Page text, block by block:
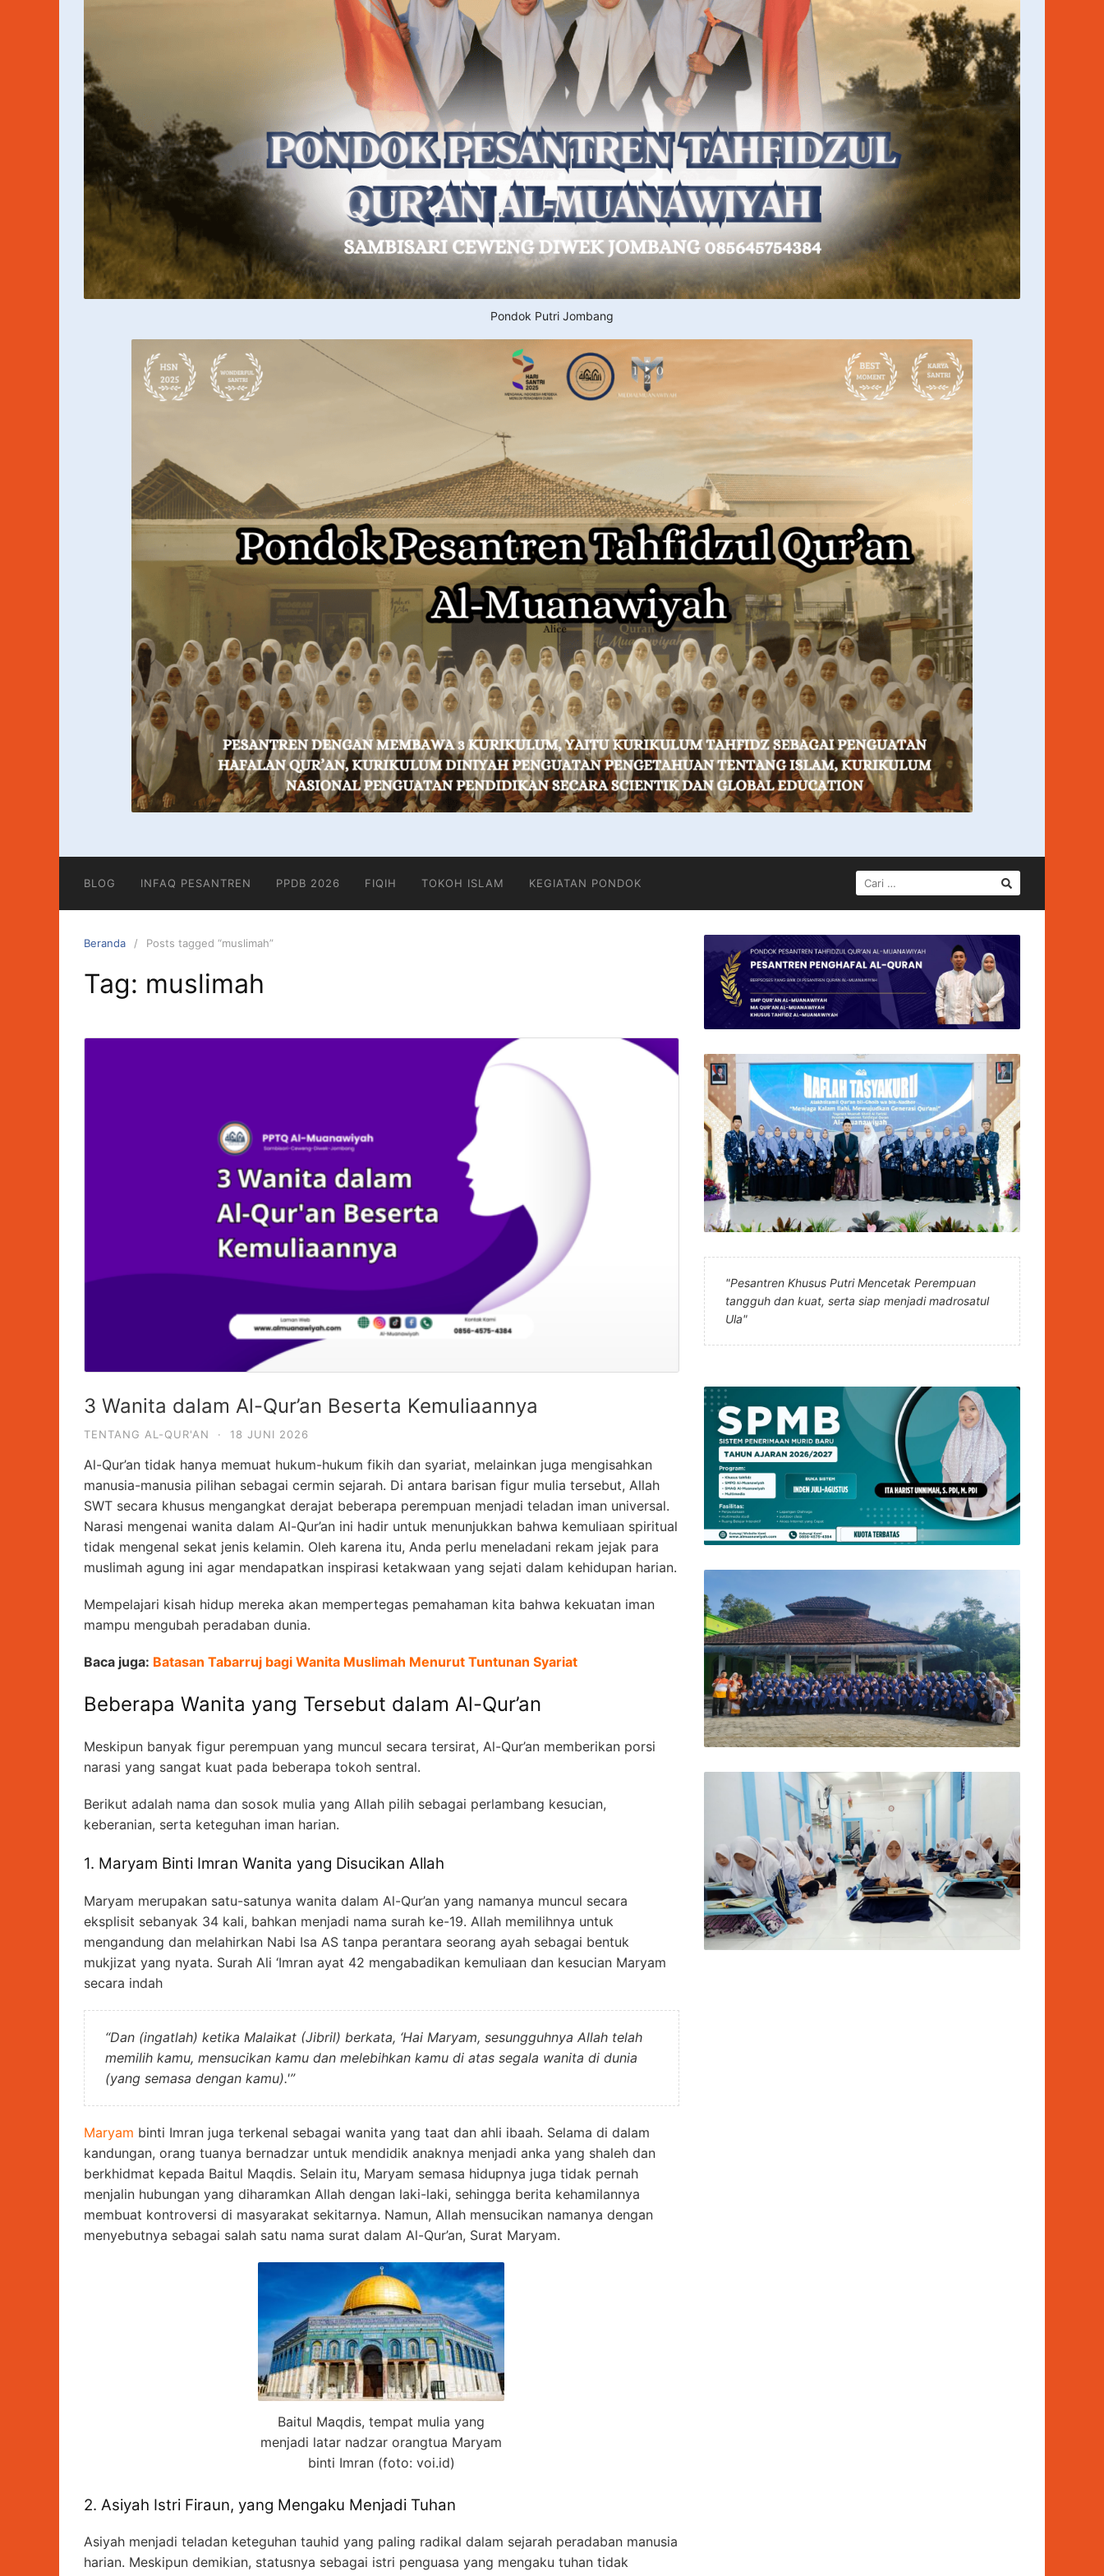
Pondok Putri Jombang
BLOG INFAQ PESANTREN PPDB 2026 FIQIH TOKOH ISLAM KEGIATAN PONDOK
CARI
UNTUK:
Beranda Posts tagged “muslimah”
Tag: muslimah
3 Wanita dalam Al-Qur’an Beserta Kemuliaannya
TENTANG AL-QUR'AN · 18 JUNI 2026
Al-Qur’an tidak hanya memuat hukum-hukum fikih dan syariat, melainkan juga mengisahkan
manusia-manusia pilihan sebagai cermin sejarah. Di antara barisan figur mulia tersebut, Allah
SWT secara khusus mengangkat derajat beberapa perempuan menjadi teladan iman universal.
Narasi mengenai wanita dalam Al-Qur’an ini hadir untuk menunjukkan bahwa kemuliaan spiritual
tidak mengenal sekat jenis kelamin. Oleh karena itu, Anda perlu meneladani rekam jejak para
muslimah agung ini agar mendapatkan inspirasi ketakwaan yang sejati dalam kehidupan harian.
Mempelajari kisah hidup mereka akan mempertegas pemahaman kita bahwa kekuatan iman
mampu mengubah peradaban dunia.
Baca juga: Batasan Tabarruj bagi Wanita Muslimah Menurut Tuntunan Syariat
Beberapa Wanita yang Tersebut dalam Al-Qur’an
Meskipun banyak figur perempuan yang muncul secara tersirat, Al-Qur’an memberikan porsi
narasi yang sangat kuat pada beberapa tokoh sentral.
Berikut adalah nama dan sosok mulia yang Allah pilih sebagai perlambang kesucian,
keberanian, serta keteguhan iman harian.
1. Maryam Binti Imran Wanita yang Disucikan Allah
Maryam merupakan satu-satunya wanita dalam Al-Qur’an yang namanya muncul secara
eksplisit sebanyak 34 kali, bahkan menjadi nama surah ke-19. Allah memilihnya untuk
mengandung dan melahirkan Nabi Isa AS tanpa perantara seorang ayah sebagai bentuk
mukjizat yang nyata. Surah Ali ‘Imran ayat 42 mengabadikan kemuliaan dan kesucian Maryam
secara indah
“Dan (ingatlah) ketika Malaikat (Jibril) berkata, ‘Hai Maryam, sesungguhnya Allah telah
memilih kamu, mensucikan kamu dan melebihkan kamu di atas segala wanita di dunia
(yang semasa dengan kamu).'”
Maryam binti Imran juga terkenal sebagai wanita yang taat dan ahli ibaah. Selama di dalam
kandungan, orang tuanya bernadzar untuk mendidik anaknya menjadi anka yang shaleh dan
berkhidmat kepada Baitul Maqdis. Selain itu, Maryam semasa hidupnya juga tidak pernah
menjalin hubungan yang diharamkan Allah dengan laki-laki, sehingga berita kehamilannya
membuat kontroversi di masyarakat sekitarnya. Namun, Allah mensucikan namanya dengan
menyebutnya sebagai salah satu nama surat dalam Al-Qur’an, Surat Maryam.
Baitul Maqdis, tempat mulia yang
menjadi latar nadzar orangtua Maryam
binti Imran (foto: voi.id)
2. Asiyah Istri Firaun, yang Mengaku Menjadi Tuhan
Asiyah menjadi teladan keteguhan tauhid yang paling radikal dalam sejarah peradaban manusia
harian. Meskipun demikian, statusnya sebagai istri penguasa yang mengaku tuhan tidak
"Pesantren Khusus Putri Mencetak Perempuan
tangguh dan kuat, serta siap menjadi madrosatul
Ula"